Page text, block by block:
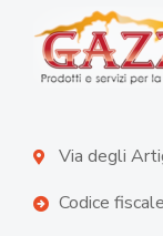
Via degli
Codice